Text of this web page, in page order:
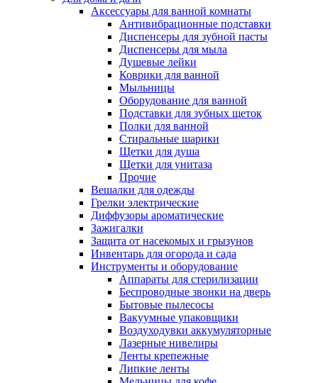
Аксессуары для ванной комнаты
Антивибрационные подставки
Диспенсеры для зубной пасты
Диспенсеры для мыла
Душевые лейки
Коврики для ванной
Мыльницы
Оборудование для ванной
Подставки для зубных щеток
Полки для ванной
Стиральные шарики
Щетки для душа
Щетки для унитаза
Прочие
Вешалки для одежды
Грелки электрические
Диффузоры ароматические
Зажигалки
Защита от насекомых и грызунов
Инвентарь для огорода и сада
Инструменты и оборудование
Аппараты для стерилизации
Беспроводные звонки на дверь
Бытовые пылесосы
Вакуумные упаковщики
Воздуходувки аккумуляторные
Лазерные нивелиры
Ленты крепежные
Липкие ленты